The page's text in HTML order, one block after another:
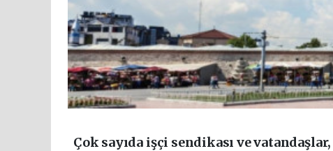
Çok sayıda işçi sendikası ve